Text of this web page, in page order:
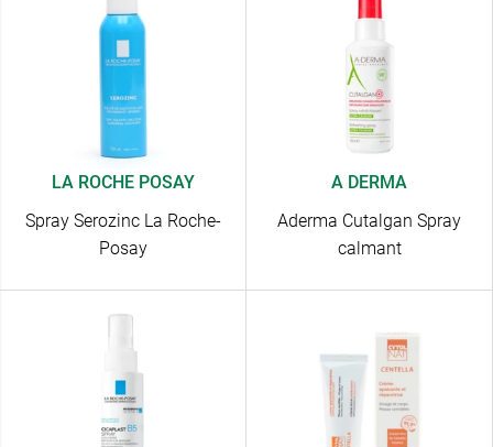
LA ROCHE POSAY
Spray Serozinc La Roche-
Posay
A DERMA
Aderma Cutalgan Spray
calmant